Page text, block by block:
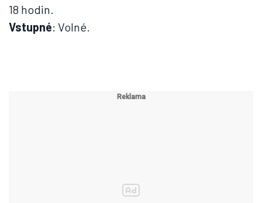
18 hodin.
Vstupné: Volné.